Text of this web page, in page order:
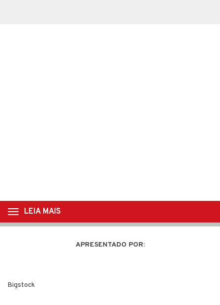
Toggle
navigation
LEIA MAIS
APRESENTADO POR:
Bigstock